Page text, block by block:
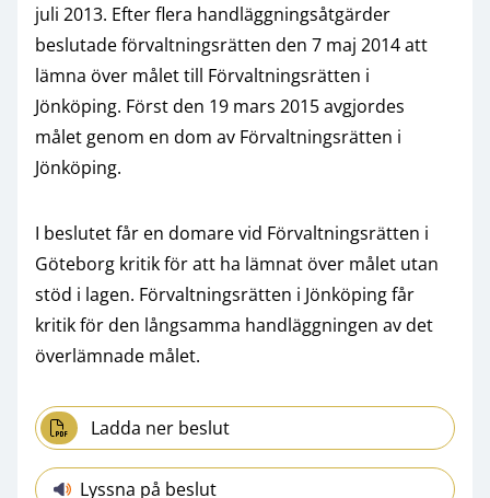
juli 2013. Efter flera handläggningsåtgärder
beslutade förvaltningsrätten den 7 maj 2014 att
lämna över målet till Förvaltningsrätten i
Jönköping. Först den 19 mars 2015 avgjordes
målet genom en dom av Förvaltningsrätten i
Jönköping.
I beslutet får en domare vid Förvaltningsrätten i
Göteborg kritik för att ha lämnat över målet utan
stöd i lagen. Förvaltningsrätten i Jönköping får
kritik för den långsamma handläggningen av det
överlämnade målet.
Ladda ner beslut
Lyssna på beslut